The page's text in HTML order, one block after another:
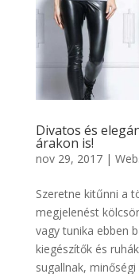
Divatos és
árakon is!
nov 29, 2017|
Szeretne kitűnni a
megjelenést
vagy tunika ebben
kiegészítők és
sugallnak,